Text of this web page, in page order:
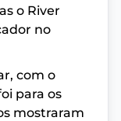
o River
no
com o
para os
mostraram